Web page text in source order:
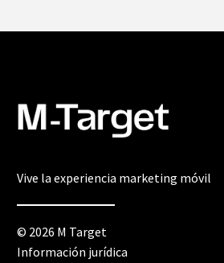
Vive la experiencia marketing móvil
© 2026 M Target
Información jurídica